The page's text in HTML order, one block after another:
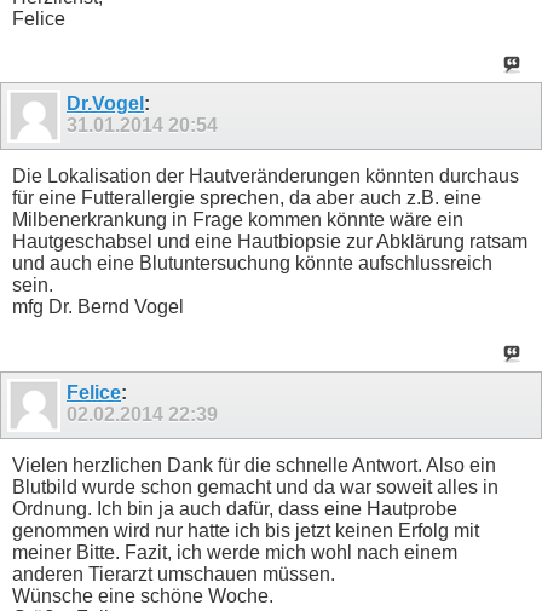
Felice
Dr.Vogel :
31.01.2014 20:54
Die Lokalisation der Hautveränderungen könnten durchaus
für eine Futterallergie sprechen, da aber auch z.B. eine
Milbenerkrankung in Frage kommen könnte wäre ein
Hautgeschabsel und eine Hautbiopsie zur Abklärung ratsam
und auch eine Blutuntersuchung könnte aufschlussreich
sein.
mfg Dr. Bernd Vogel
Felice:
02.02.2014 22:39
Vielen herzlichen Dank für die schnelle Antwort. Also ein
Blutbild wurde schon gemacht und da war soweit alles in
Ordnung. Ich bin ja auch dafür, dass eine Hautprobe
genommen wird nur hatte ich bis jetzt keinen Erfolg mit
meiner Bitte. Fazit, ich werde mich wohl nach einem
anderen Tierarzt umschauen müssen.
Wünsche eine schöne Woche.